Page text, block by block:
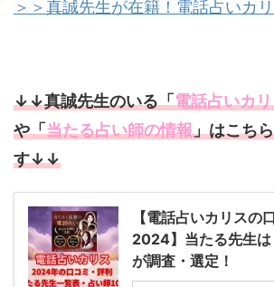
＞＞真誠先生が在籍！電話占いカ
↓↓真誠先生のいる「電話占いカ
や「当たる占い師の情報」はこち
す↓↓
【電話占いカリスの
2024】当たる先生
が調査・選定！